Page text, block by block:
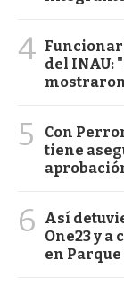
4 del INAU:
5
Con
tiene
6
Así
One23 y
en